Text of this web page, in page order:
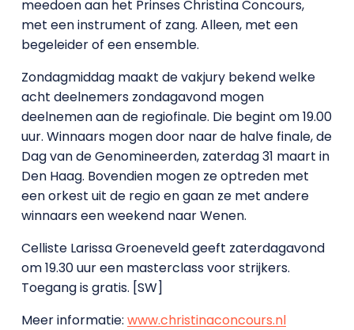
meedoen aan het Prinses Christina Concours,
met een instrument of zang. Alleen, met een
begeleider of een ensemble.
Zondagmiddag maakt de vakjury bekend welke
acht deelnemers zondagavond mogen
deelnemen aan de regiofinale. Die begint om 19.00
uur. Winnaars mogen door naar de halve finale, de
Dag van de Genomineerden, zaterdag 31 maart in
Den Haag. Bovendien mogen ze optreden met
een orkest uit de regio en gaan ze met andere
winnaars een weekend naar Wenen.
Celliste Larissa Groeneveld geeft zaterdagavond
om 19.30 uur een masterclass voor strijkers.
Toegang is gratis. [SW]
Meer informatie: www.christinaconcours.nl